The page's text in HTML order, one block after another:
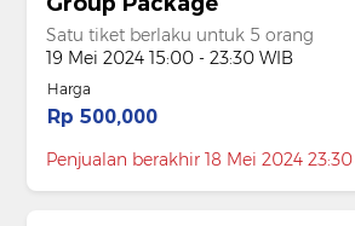
Satu tiket berlaku untuk 5 orang
19 Mei 2024 15:00 - 23:30 WIB
Harga
Rp 500,000
Penjualan berakhir 18 Mei 2024